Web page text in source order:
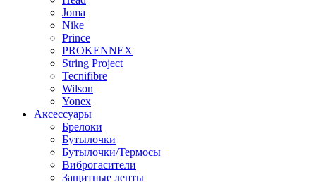
Joma
Nike
Prince
PROKENNEX
String Project
Tecnifibre
Wilson
Yonex
Аксессуары
Брелоки
Бутылочки
Бутылочки/Термосы
Виброгасители
Защитные ленты